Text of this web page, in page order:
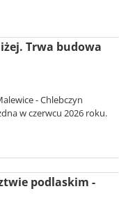
Trwa budowa
- Chlebczyn
w czerwcu 2026 roku.
podlaskim -